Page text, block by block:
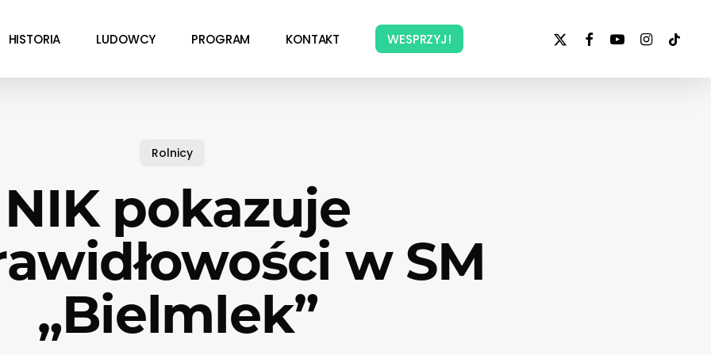
HISTORIA LUDOWCY PROGRAM KONTAKT WESPRZYJ!
x-
facebookyoutubeinstagram
tiktok
Rolnicy
NIK pokazuje
w SM
„Bielmlek”